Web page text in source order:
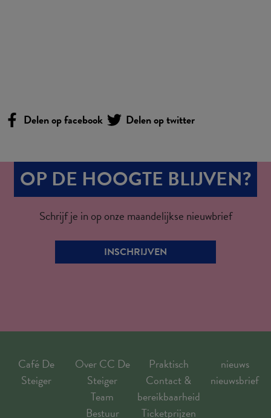
Delen op facebook Delen op twitter
OP DE HOOGTE BLIJVEN?
Schrijf je in op onze maandelijkse nieuwbrief
INSCHRIJVEN
Café De
Steiger
Over CC De
Steiger
Team
Bestuur
Praktisch
Contact &
bereikbaarheid
Ticketprijzen
nieuws
nieuwsbrief